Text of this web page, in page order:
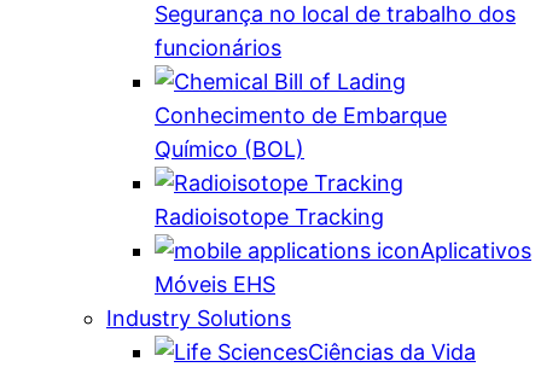
Segurança no local de trabalho dos
funcionários
Conhecimento de Embarque
Químico (BOL)
Radioisotope Tracking
Aplicativos
Móveis EHS
Industry Solutions
Ciências da Vida